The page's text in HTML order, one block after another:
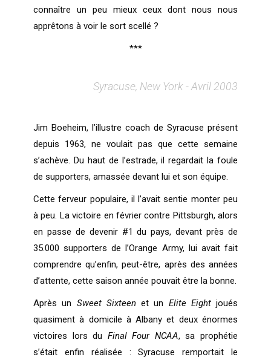
connaître un peu mieux ceux dont nous nous
apprêtons à voir le sort scellé ?
***
Syracuse, New York - Avril 2003
Jim Boeheim, l’illustre coach de Syracuse présent
depuis 1963, ne voulait pas que cette semaine
s’achève. Du haut de l’estrade, il regardait la foule
de supporters, amassée devant lui et son équipe.
Cette ferveur populaire, il l’avait sentie monter peu
à peu. La victoire en février contre Pittsburgh, alors
en passe de devenir #1 du pays, devant près de
35.000 supporters de l’Orange Army, lui avait fait
comprendre qu’enfin, peut-être, après des années
d’attente, cette saison année pouvait être la bonne.
Après un Sweet Sixteenet un Elite Eightjoués
quasiment à domicile à Albany et deux énormes
victoires lors du Final Four NCAA, sa prophétie
s’était enfin réalisée : Syracuse remportait le